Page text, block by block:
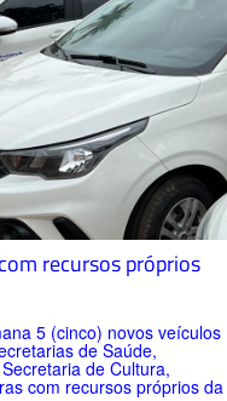
recursos próprios
5 (cinco) novos veículos
de Saúde,
de Cultura,
com recursos próprios da